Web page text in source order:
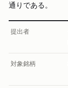
通りである。
提出者
対象銘柄